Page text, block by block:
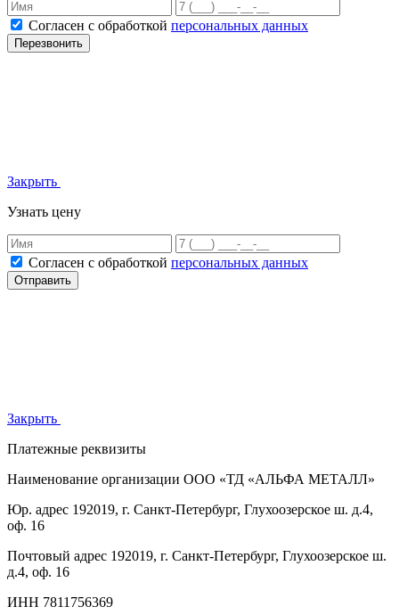
Согласен с обработкой персональных данных
Перезвонить
Закрыть
Узнать цену
Согласен с обработкой персональных данных
Отправить
Закрыть
Платежные реквизиты
Наименование организации ООО «ТД «АЛЬФА МЕТАЛЛ»
Юр. адрес 192019, г. Санкт-Петербург, Глухоозерское ш. д.4,
оф. 16
Почтовый адрес 192019, г. Санкт-Петербург, Глухоозерское ш.
д.4, оф. 16
ИНН 7811756369